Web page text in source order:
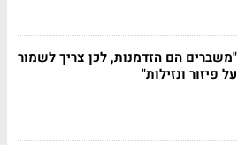
"משברים הם הזדמנות, לכן צריך לשמור
על פיזור ונזילות"